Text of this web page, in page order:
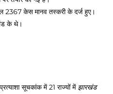
2367 केस मानव तस्करी के दर्ज हुए।
के थे।
सूचकांक में 21 राज्यों में झारखंड